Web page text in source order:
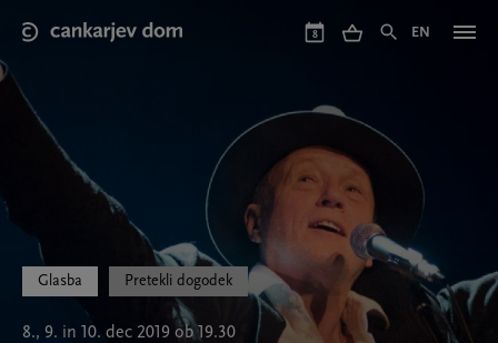
main
content
8 EN
Glasba Pretekli dogodek
8., 9. in 10. dec 2019 ob 19.30